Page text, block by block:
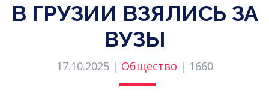
В ГРУЗИИ ВЗЯЛИСЬ ЗА
ВУЗЫ
17.10.2025 | Общество | 1660